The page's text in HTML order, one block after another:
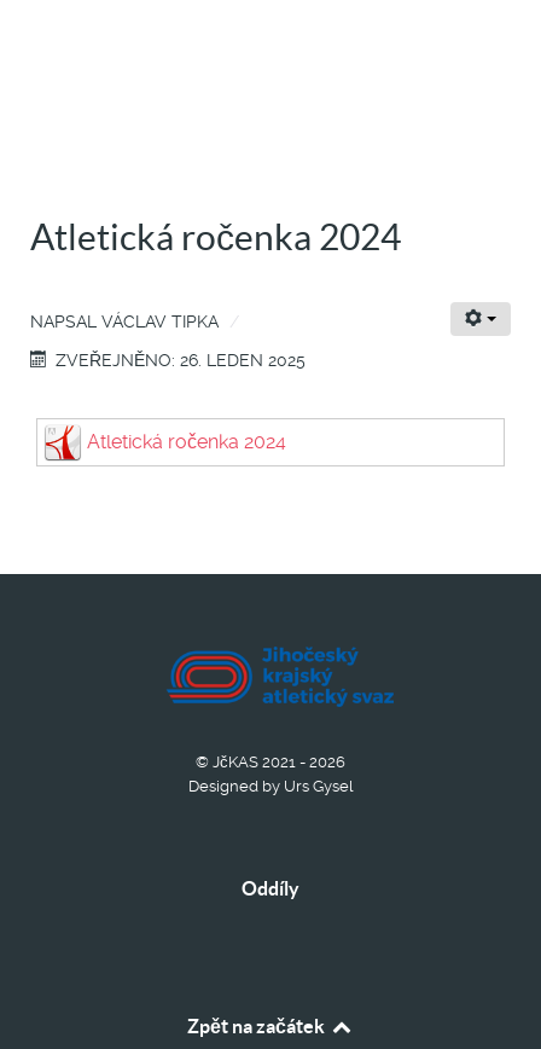
Atletická ročenka 2024
NAPSAL VÁCLAV TIPKA
ZVEŘEJNĚNO: 26. LEDEN 2025
Atletická ročenka 2024
© JčKAS 2021 - 2026
Designed by Urs Gysel
Oddíly
Zpět na začátek